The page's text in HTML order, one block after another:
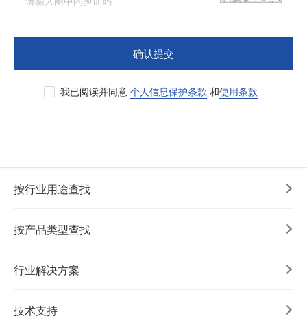
确认提交
我已阅读并同意 个人信息保护条款 和使用条款
按行业用途查找
按产品类型查找
行业解决方案
技术支持